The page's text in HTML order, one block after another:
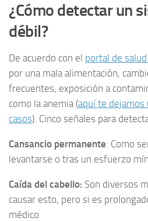
¿Cómo detectar un
débil?
De acuerdo con el portal de
por una mala alimentación,
frecuentes, exposición a
como la anemia (aquí te dejamos
casos). Cinco señales para
Cansancio permanente: Como
levantarse o tras un esfuerzo
Caída del cabello: Son diversos
causar esto, pero si es
médico